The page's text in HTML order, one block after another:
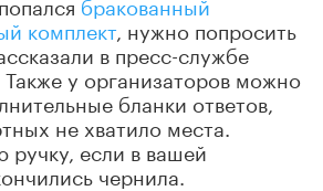
комплект, нужно попросить
в пресс-службе
у организаторов можно
бланки ответов,
не хватило места.
ручку, если в вашей
чернила.